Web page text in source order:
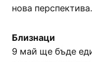
нова перспектива.
Близнаци
9 май ще бъде